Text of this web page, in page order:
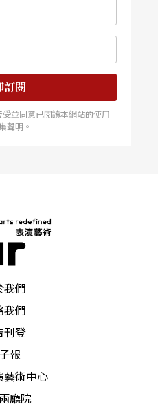
訂閱
並同意已閱讀本網站的使用
聲明。
我們
我們
刊登
報
藝術中心
廳院